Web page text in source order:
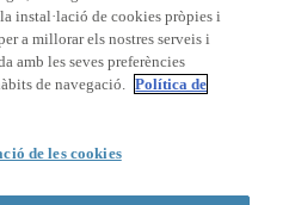
- URL |Avís legal
instal·lació de cookies pròpies i
a millorar els nostres serveis i
amb les seves preferències
de navegació. Política de
de les cookies